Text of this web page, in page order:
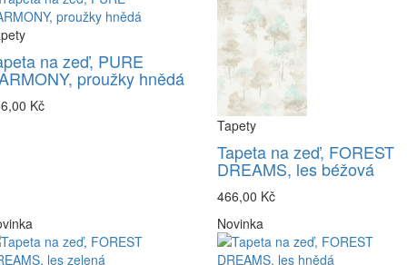
na zeď, PURE
proužky hnědá
Kč
Tapety
Tapeta na zeď, FOREST
DREAMS, les béžová
466,00 Kč
Novinka